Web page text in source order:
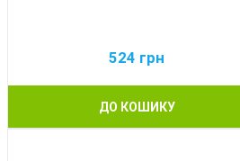
524 грн
ДО КОШИКУ